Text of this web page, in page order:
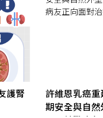
護腎
許維恩乳癌
期安全與自